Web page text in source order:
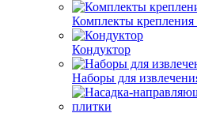
Комплекты
Кондуктор
Наборы для